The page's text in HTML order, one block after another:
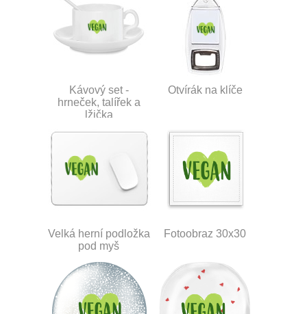
Kávový set -
hrneček, talířek a
lžička
Otvírák na klíče
Velká herní podložka
pod myš
Fotoobraz 30x30